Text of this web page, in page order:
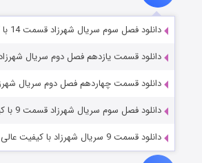
دانلود فصل سوم سریال شهرزاد قسمت 14 با کیفیت 1080p
دانلود قسمت یازدهم فصل دوم سریال
دانلود قسمت چهاردهم فصل دوم سریال
دانلود فصل سوم سریال شهرزاد قسمت 9 با کیفیت 1080p
دانلود قسمت 9 سریال شهرزاد با کیفیت عالی